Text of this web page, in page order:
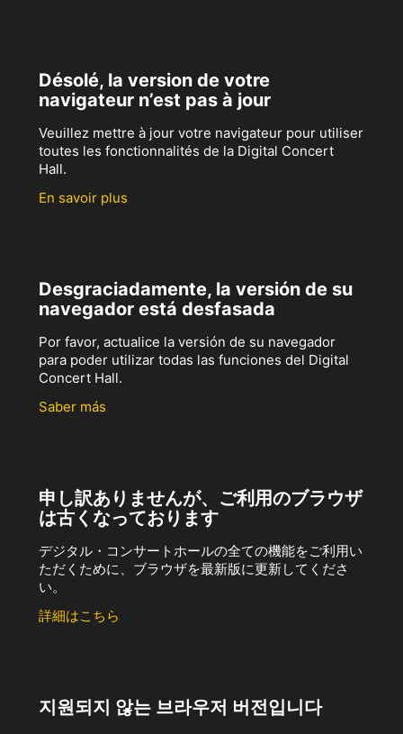
Désolé, la version de votre
navigateur n’est pas à jour
Veuillez mettre à jour votre navigateur pour utiliser
toutes les fonctionnalités de la Digital Concert
Hall.
En savoir plus
Desgraciadamente, la versión de su
navegador está desfasada
Por favor, actualice la versión de su navegador
para poder utilizar todas las funciones del Digital
Concert Hall.
Saber más
申し訳ありませんが、ご利用のブラウザ
は古くなっております
デジタル・コンサートホールの全ての機能をご利用い
ただくために、ブラウザを最新版に更新してくださ
い。
詳細はこちら
지원되지 않는 브라우저 버전입니다